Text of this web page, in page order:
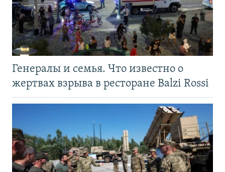
Генералы и семья. Что известно о
жертвах взрыва в ресторане Balzi Rossi